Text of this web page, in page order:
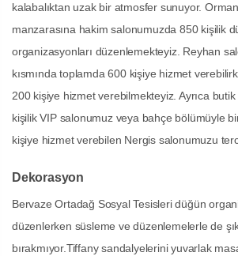
kalabalıktan uzak bir atmosfer sunuyor.
manzarasına hakim salonumuzda 850 kişilik
organizasyonları düzenlemekteyiz. Reyhan
kısmında toplamda 600 kişiye hizmet
200 kişiye hizmet verebilmekteyiz. Ayrıca
kişilik VIP salonumuz veya bahçe bölümüyle
kişiye hizmet verebilen Nergis salonumuzu
Dekorasyon
Bervaze Ortadağ Sosyal Tesisleri düğün
düzenlerken süsleme ve düzenlemelerle de
bırakmıyor.Tiffany sandalyelerini yuvarlak